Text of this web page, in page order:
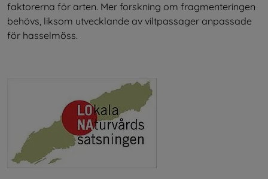
faktorerna för arten. Mer forskning om fragmenteringen
behövs, liksom utvecklande av viltpassager anpassade
för hasselmöss.